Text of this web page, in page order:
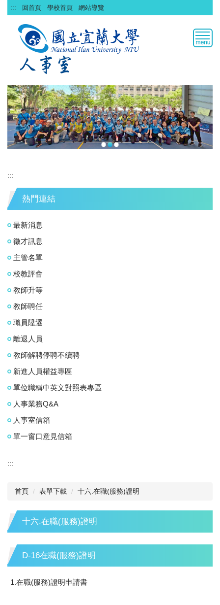
跳
到
::: 回首頁 學校首頁 網站導覽
:::
熱門連結
最新消息
徵才訊息
主管名單
校教評會
教師升等
教師聘任
職員陞遷
離退人員
教師解聘停聘不續聘
新進人員權益專區
單位職稱中英文對照表專區
人事業務Q&A
人事室信箱
單一窗口意見信箱
:::
首頁 表單下載 十六.在職(服務)證明
十六.在職(服務)證明
D-16在職(服務)證明
1.在職(服務)證明申請書